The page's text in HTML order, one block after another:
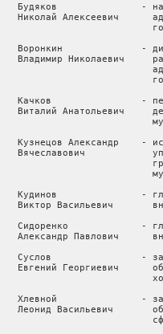
Будяков               -
Николай Алексеевич
Воронкин              -
Владимир Николаевич
Качков                -
Виталий Анатольевич
Кузнецов Александр    -
Вячеславович
Кудинов               -
Виктор Васильевич
Сидоренко             -
Александр Павлович
Суслов                -
Евгений Георгиевич
Хлевной               -
Леонид Васильевич